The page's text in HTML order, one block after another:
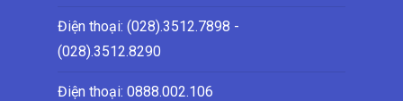
Điện thoại: (028).3512.7898 -
(028).3512.8290
Điện thoại: 0888.002.106